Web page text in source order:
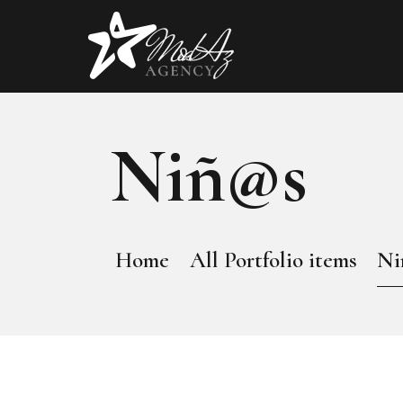
Niñ@s
Home All Portfolio items
ModAz Agency
Azafatas, Modelos, Figurantes, Actores y Actrices